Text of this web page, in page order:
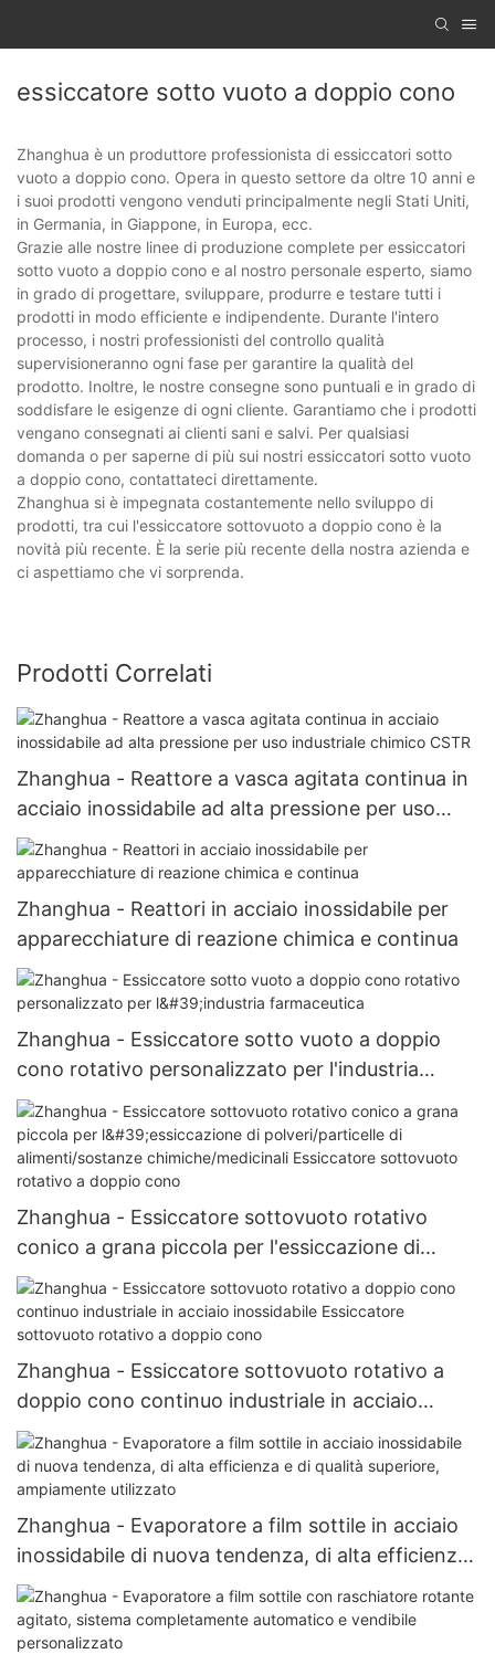
essiccatore sotto vuoto a doppio cono
Zhanghua è un produttore professionista di essiccatori sotto
vuoto a doppio cono. Opera in questo settore da oltre 10 anni e
i suoi prodotti vengono venduti principalmente negli Stati Uniti,
in Germania, in Giappone, in Europa, ecc.
Grazie alle nostre linee di produzione complete per essiccatori
sotto vuoto a doppio cono e al nostro personale esperto, siamo
in grado di progettare, sviluppare, produrre e testare tutti i
prodotti in modo efficiente e indipendente. Durante l'intero
processo, i nostri professionisti del controllo qualità
supervisioneranno ogni fase per garantire la qualità del
prodotto. Inoltre, le nostre consegne sono puntuali e in grado di
soddisfare le esigenze di ogni cliente. Garantiamo che i prodotti
vengano consegnati ai clienti sani e salvi. Per qualsiasi
domanda o per saperne di più sui nostri essiccatori sotto vuoto
a doppio cono, contattateci direttamente.
Zhanghua si è impegnata costantemente nello sviluppo di
prodotti, tra cui l'essiccatore sottovuoto a doppio cono è la
novità più recente. È la serie più recente della nostra azienda e
ci aspettiamo che vi sorprenda.
Prodotti Correlati
Zhanghua - Reattore a vasca agitata continua in
acciaio inossidabile ad alta pressione per uso
industriale chimico CSTR
Zhanghua - Reattori in acciaio inossidabile per
apparecchiature di reazione chimica e continua
Zhanghua - Essiccatore sotto vuoto a doppio
cono rotativo personalizzato per l'industria
farmaceutica
Zhanghua - Essiccatore sottovuoto rotativo
conico a grana piccola per l'essiccazione di
polveri/particelle di alimenti/sostanze
chimiche/medicinali Essiccatore sottovuoto
rotativo a doppio cono
Zhanghua - Essiccatore sottovuoto rotativo a
doppio cono continuo industriale in acciaio
inossidabile Essiccatore sottovuoto rotativo a
doppio cono
Zhanghua - Evaporatore a film sottile in acciaio
inossidabile di nuova tendenza, di alta efficienza
e di qualità superiore, ampiamente utilizzato